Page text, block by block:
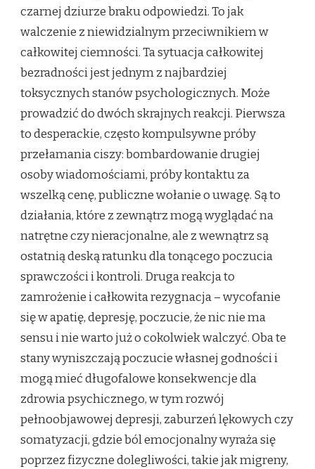
czarnej dziurze braku odpowiedzi. To jak
walczenie z niewidzialnym przeciwnikiem w
całkowitej ciemności. Ta sytuacja całkowitej
bezradności jest jednym z najbardziej
toksycznych stanów psychologicznych. Może
prowadzić do dwóch skrajnych reakcji. Pierwsza
to desperackie, często kompulsywne próby
przełamania ciszy: bombardowanie drugiej
osoby wiadomościami, próby kontaktu za
wszelką cenę, publiczne wołanie o uwagę. Są to
działania, które z zewnątrz mogą wyglądać na
natrętne czy nieracjonalne, ale z wewnątrz są
ostatnią deską ratunku dla tonącego poczucia
sprawczości i kontroli. Druga reakcja to
zamrożenie i całkowita rezygnacja – wycofanie
się w apatię, depresję, poczucie, że nic nie ma
sensu i nie warto już o cokolwiek walczyć. Oba te
stany wyniszczają poczucie własnej godności i
mogą mieć długofalowe konsekwencje dla
zdrowia psychicznego, w tym rozwój
pełnoobjawowej depresji, zaburzeń lękowych czy
somatyzacji, gdzie ból emocjonalny wyraża się
poprzez fizyczne dolegliwości, takie jak migreny,